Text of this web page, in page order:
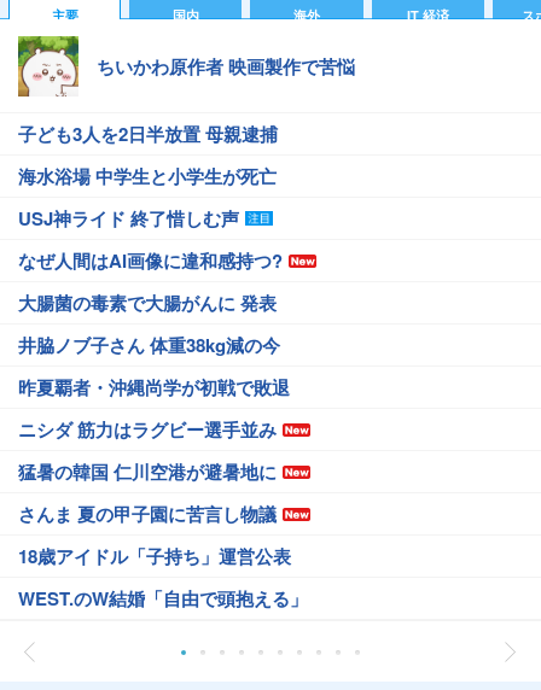
主要 国内 海外 IT 経済 ス
ちいかわ原作者 映画製作で苦悩
子ども3人を2日半放置 母親逮捕
海水浴場 中学生と小学生が死亡
USJ神ライド 終了惜しむ声
なぜ人間はAI画像に違和感持つ?
大腸菌の毒素で大腸がんに 発表
井脇ノブ子さん 体重38kg減の今
昨夏覇者・沖縄尚学が初戦で敗退
ニシダ 筋力はラグビー選手並み
猛暑の韓国 仁川空港が避暑地に
さんま 夏の甲子園に苦言し物議
18歳アイドル「子持ち」運営公表
WEST.のW結婚「自由で頭抱える」